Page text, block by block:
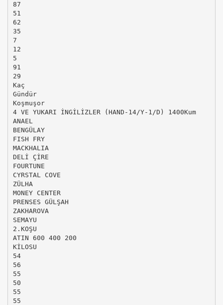
87
51
62
35
7
12
5
91
29
Kaç
Gündür
Koşmuşor
4 VE YUKARI İNGİLİZLER (HAND-14/Y-1/D) 1400Kum
ANAEL
BENGÜLAY
FISH FRY
MACKHALIA
DELİ ÇİRE
FOURTUNE
CYRSTAL COVE
ZÜLHA
MONEY CENTER
PRENSES GÜLŞAH
ZAKHAROVA
SEMAYU
2.KOŞU
ATIN 600 400 200
KİLOSU
54
56
55
50
55
55